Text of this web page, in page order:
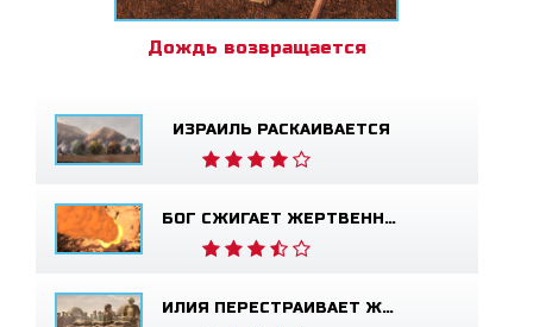
Дождь возвращается
ИЗРАИЛЬ РАСКАИВАЕТСЯ
БОГ СЖИГАЕТ ЖЕРТВЕННИК
ИЛИЯ ПЕРЕСТРАИВАЕТ ЖЕРТВЕННИК